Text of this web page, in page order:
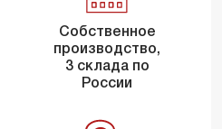
Собственное
производство,
3 склада по
России